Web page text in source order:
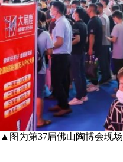
▲图为第37届佛山陶博会现场